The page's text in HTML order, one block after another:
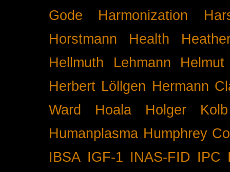
Gode
Harmonization
Horstmann
Health
Hellmuth Lehmann
Herbert Löllgen Hermann
Ward
Hoala
Holger Kolb
Humanplasma Humphrey
IBSA IGF-1 INAS-FID IPC